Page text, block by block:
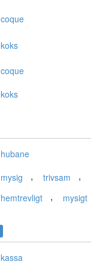
coque
koks
coque
koks
hubane
mysig , trivsam ,
hemtrevligt
, mysigt
kassa